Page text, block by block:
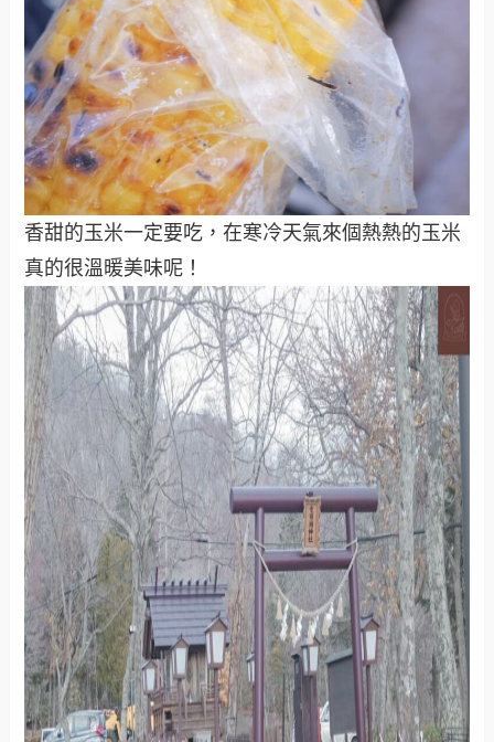
香甜的玉米一定要吃，在寒冷天氣來個熱熱的玉米
真的很溫暖美味呢！